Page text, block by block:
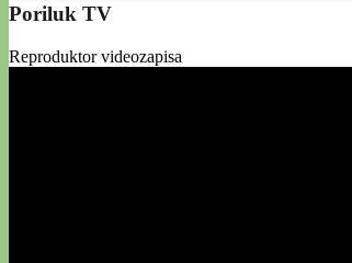
Poriluk TV
Reproduktor videozapisa